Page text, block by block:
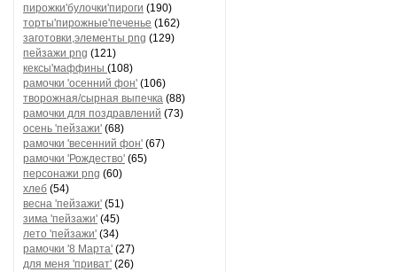
пирожки'булочки'пироги (190)
торты'пирожные'печенье (162)
заготовки,элементы png (129)
пейзажи png (121)
кексы'маффины (108)
рамочки 'осенний фон' (106)
творожная/сырная выпечка (88)
рамочки для поздравлений (73)
осень 'пейзажи' (68)
рамочки 'весенний фон' (67)
рамочки 'Рождество' (65)
персонажи png (60)
хлеб (54)
весна 'пейзажи' (51)
зима 'пейзажи' (45)
лето 'пейзажи' (34)
рамочки '8 Марта' (27)
для меня 'приват' (26)